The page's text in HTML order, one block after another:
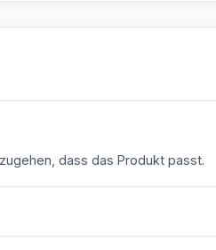
dass das Produkt passt.